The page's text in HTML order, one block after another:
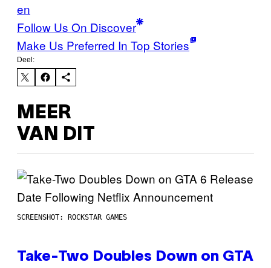
en
Follow Us On Discover
Make Us Preferred In Top Stories
Deel:
MEER
VAN DIT
SCREENSHOT: ROCKSTAR GAMES
Take-Two Doubles Down on GTA